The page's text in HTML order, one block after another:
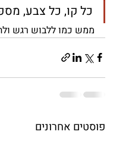
כל קו, כל צבע,
ממש כמו ללבוש רגש
פוסטים אחרונים